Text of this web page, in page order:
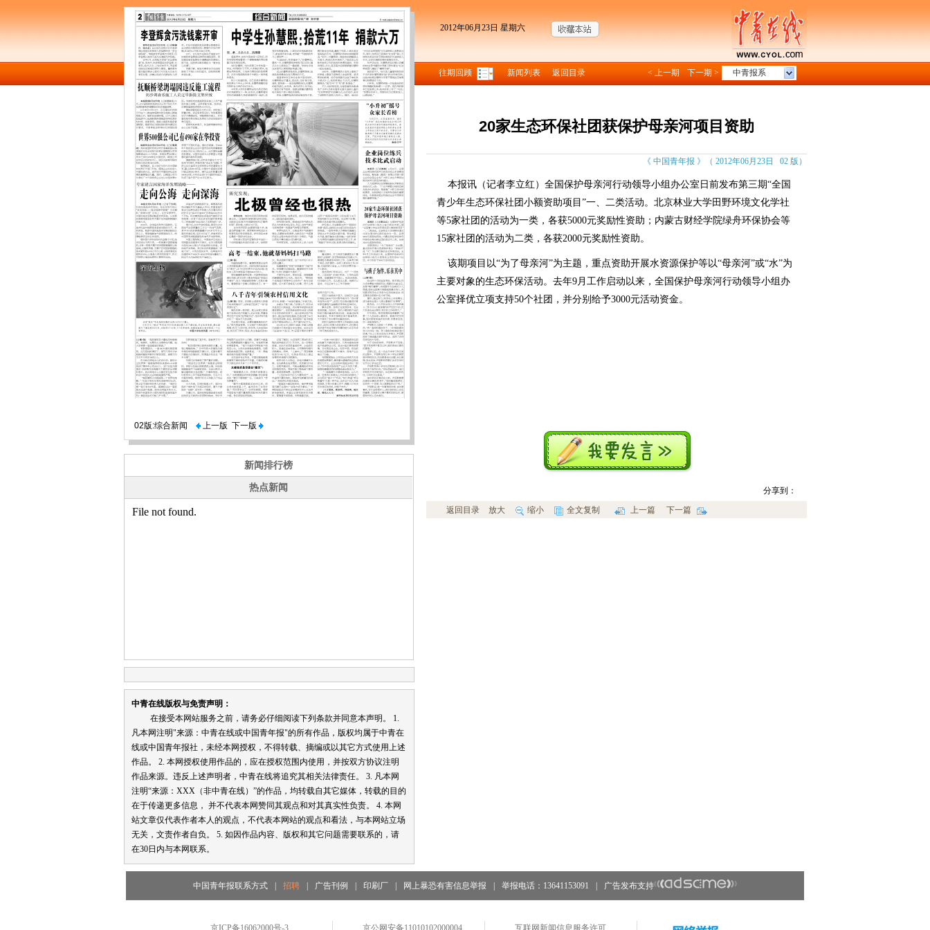
02版:综合新闻 上一版 下一版
新闻排行榜
热点新闻
中青在线版权与免责声明：
在接受本网站服务之前，请务必仔细阅读下列条款并同意本声明。 1.
凡本网注明"来源：中青在线或中国青年报"的所有作品，版权均属于中青在
线或中国青年报社，未经本网授权，不得转载、摘编或以其它方式使用上述
作品。 2. 本网授权使用作品的，应在授权范围内使用，并按双方协议注明
作品来源。违反上述声明者，中青在线将追究其相关法律责任。 3. 凡本网
注明“来源：XXX（非中青在线）”的作品，均转载自其它媒体，转载的目的
在于传递更多信息， 并不代表本网赞同其观点和对其真实性负责。 4. 本网
站文章仅代表作者本人的观点，不代表本网站的观点和看法，与本网站立场
无关，文责作者自负。 5. 如因作品内容、版权和其它问题需要联系的，请
在30日内与本网联系。
2012年06月23日 星期六
往期回顾 新闻列表 返回目录 中青报系
< 上一期 下一期 >
20家生态环保社团获保护母亲河项目资助
《 中国青年报 》（ 2012年06月23日 02 版）
本报讯（记者李立红）全国保护母亲河行动领导小组办公室日前发布第三期“全国
青少年生态环保社团小额资助项目”一、二类活动。北京林业大学田野环境文化学社
等5家社团的活动为一类，各获5000元奖励性资助；内蒙古财经学院绿舟环保协会等
15家社团的活动为二类，各获2000元奖励性资助。
该期项目以“为了母亲河”为主题，重点资助开展水资源保护等以“母亲河”或“水”为
主要对象的生态环保活动。去年9月工作启动以来，全国保护母亲河行动领导小组办
公室择优立项支持50个社团，并分别给予3000元活动资金。
分享到：
返回目录
放大 缩小 全文复制 上一篇 下一篇
中国青年报联系方式 招聘 广告刊例 印刷厂 网上暴恐有害信息举报 举报电话：13641153091 广告发布支持
京ICP备16062000号-3 京公网安备11010102000004 互联网新闻信息服务许可